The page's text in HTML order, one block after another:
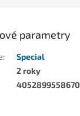
parametry
:
Special
2 roky
4052899558670